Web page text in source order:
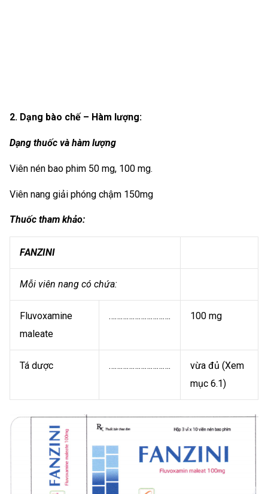
2. Dạng bào chế – Hàm lượng:
Dạng thuốc và hàm lượng
Viên nén bao phim 50 mg, 100 mg.
Viên nang giải phóng chậm 150mg
Thuốc tham khảo:
FANZINI
Mỗi viên nang có chứa:
Fluvoxamine
maleate
…………………………. 100 mg
Tá dược ………………………….
vừa đủ (Xem
mục 6.1)